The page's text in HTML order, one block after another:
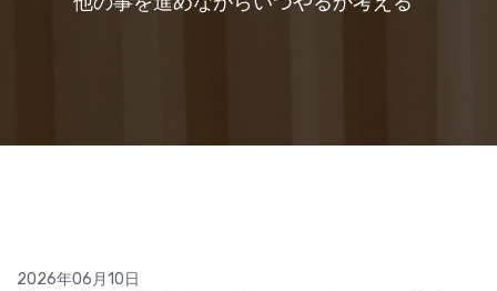
2026年06月10日